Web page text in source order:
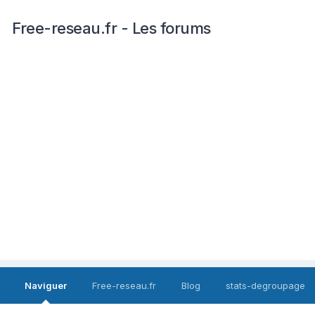
Free-reseau.fr - Les forums
Naviguer Free-reseau.fr Blog stats-degroupage